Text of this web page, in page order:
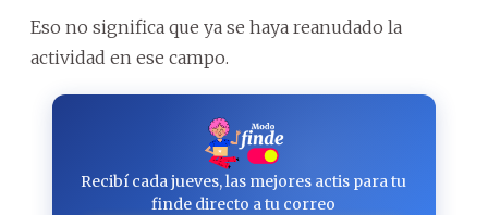
Eso no significa que ya se haya reanudado la
actividad en ese campo.
Recibí cada jueves, las mejores actis para tu
finde directo a tu correo